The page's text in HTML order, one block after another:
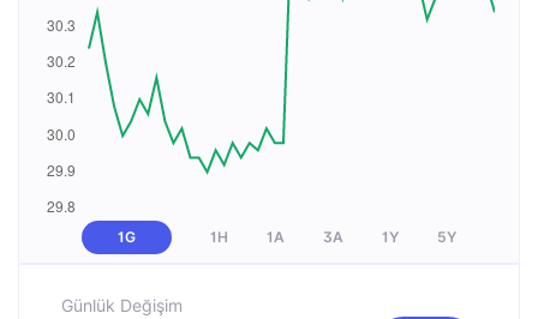
1G 1H 1A 3A 1Y 5Y
Günlük Değişim